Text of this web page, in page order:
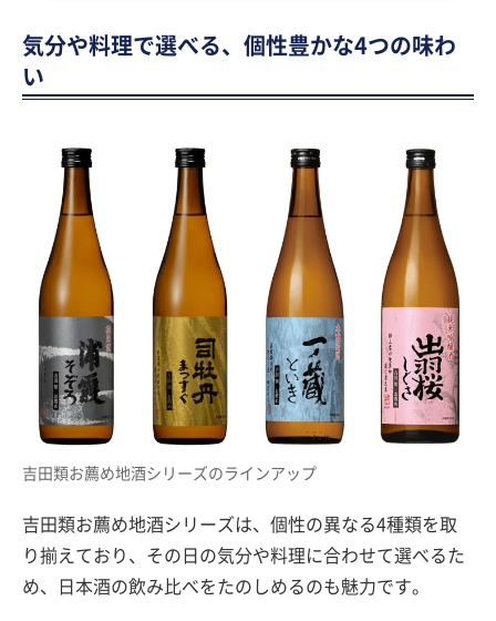
気分や料理で選べる、個性豊かな4つの味わ
い
吉田類お薦め地酒シリーズのラインアップ
吉田類お薦め地酒シリーズは、個性の異なる4種類を取
り揃えており、その日の気分や料理に合わせて選べるた
め、日本酒の飲み比べをたのしめるのも魅力です。